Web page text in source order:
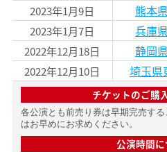
2023年1月9日
熊本
2023年1月7日
兵庫
2022年12月18日
静岡
2022年12月10日
埼玉県
チケットのご購
各公演とも前売り券は早期完売す
はお早めにお求めください。
公演時間に